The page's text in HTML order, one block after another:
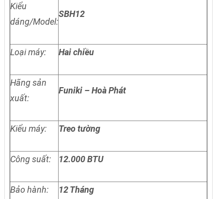
Kiểu
dáng/Model:
SBH12
Loại máy: Hai chiều
Hãng sản
xuất:
Funiki – Hoà Phát
Kiểu máy: Treo tường
Công suất: 12.000 BTU
Bảo hành: 12 Tháng